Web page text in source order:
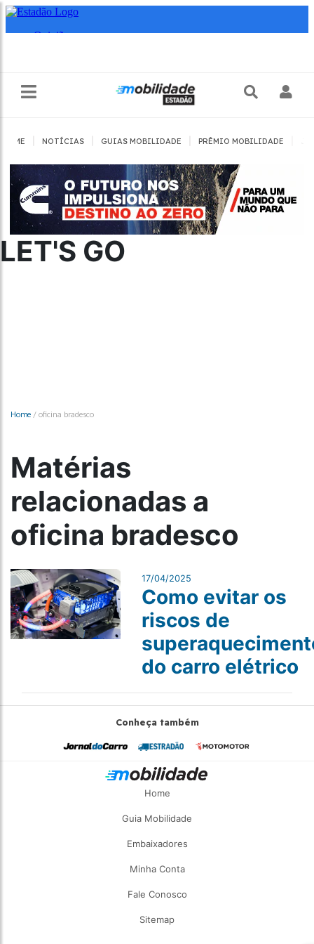
HOME NOTÍCIAS GUIAS MOBILIDADE PRÊMIO MOBILIDADE
LET'S GO
Home / oficina bradesco
Matérias
relacionadas a
oficina bradesco
17/04/2025
Como evitar os
riscos de
do carro elétrico
Conheça também
Home
Guia Mobilidade
Embaixadores
Minha Conta
Fale Conosco
Sitemap